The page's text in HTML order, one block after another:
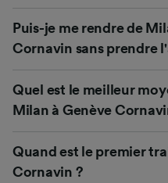
Puis-je me rendre de
Cornavin sans prendre
Quel est le meilleur
Milan à Genève
Quand est le premier
Cornavin ?